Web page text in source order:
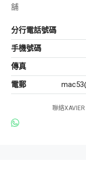
舖
分行電話號碼
手機號碼
傳真
電郵
聯絡XAVIER